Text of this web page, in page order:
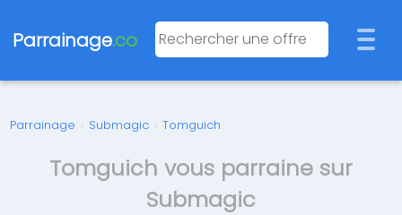
Parrainage.co
Parrainage › Submagic › Tomguich
Tomguich vous parraine sur
Submagic